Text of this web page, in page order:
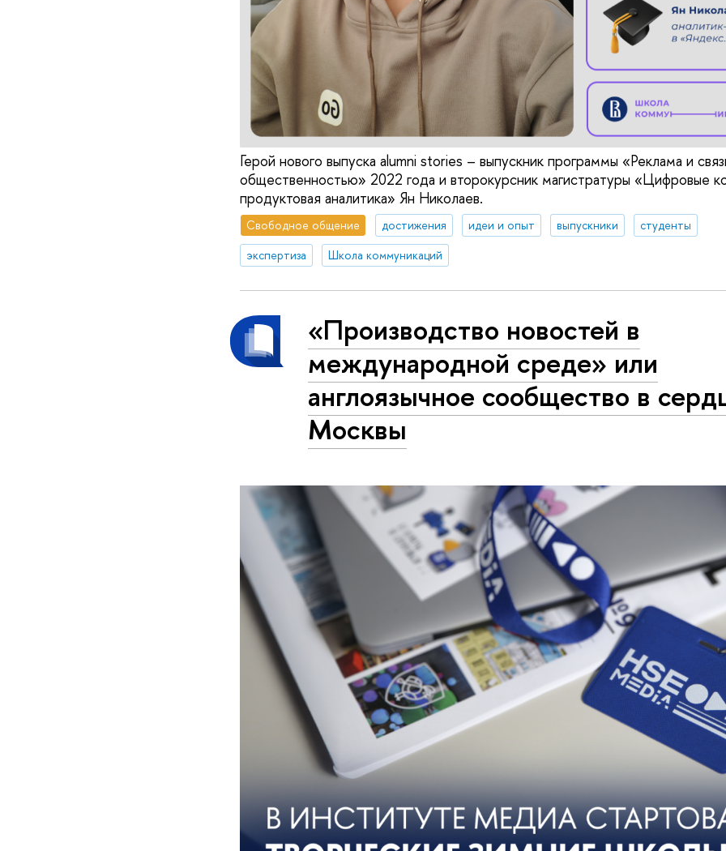
Герой нового выпуска alumni stories – выпускник программы «Реклама и
общественностью» 2022 года и второкурсник магистратуры «Цифровые
продуктовая аналитика» Ян Николаев.
Свободное общение достижения идеи и опыт выпускники
студенты
экспертиза
Школа коммуникаций
«Производство новостей в
международной среде» или
англоязычное сообщество в
Москвы